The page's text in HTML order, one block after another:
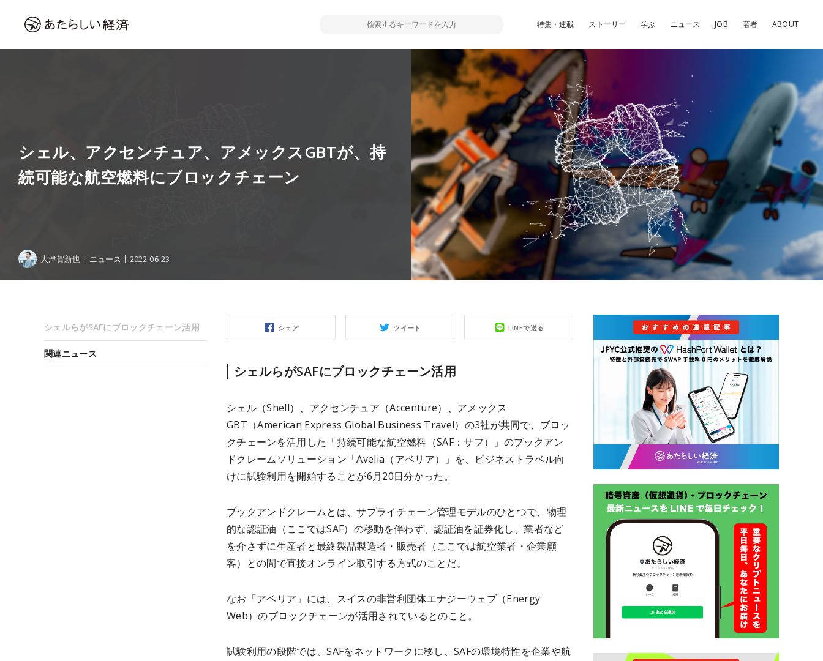
特集・連載 ストーリー 学ぶ ニュース JOB 著者 ABOUT
シェル、アクセンチュア、アメックスGBTが、持
続可能な航空燃料にブロックチェーン
大津賀新也 ニュース 2022-06-23
シェア ツイート LINEで送る
シェルらがSAFにブロックチェーン活用
シェル（Shell）、アクセンチュア（Accenture）、アメックス
GBT（American Express Global Business Travel）の3社が共同で、ブロッ
クチェーンを活用した「持続可能な航空燃料（SAF：サフ）」のブックアン
ドクレームソリューション「Avelia（アベリア）」を、ビジネストラベル向
けに試験利用を開始することが6月20日分かった。
ブックアンドクレームとは、サプライチェーン管理モデルのひとつで、物理
的な認証油（ここではSAF）の移動を伴わず、認証油を証券化し、業者など
を介さずに生産者と最終製品製造者・販売者（ここでは航空業者・企業顧
客）との間で直接オンライン取引する方式のことだ。
なお「アベリア」には、スイスの非営利団体エナジーウェブ（Energy
Web）のブロックチェーンが活用されているとのこと。
試験利用の段階では、SAFをネットワークに移し、SAFの環境特性を企業や航
シェルらがSAFにブロックチェーン活用
関連ニュース